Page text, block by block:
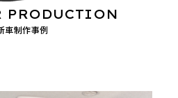
車制作事例
PRODUCTION